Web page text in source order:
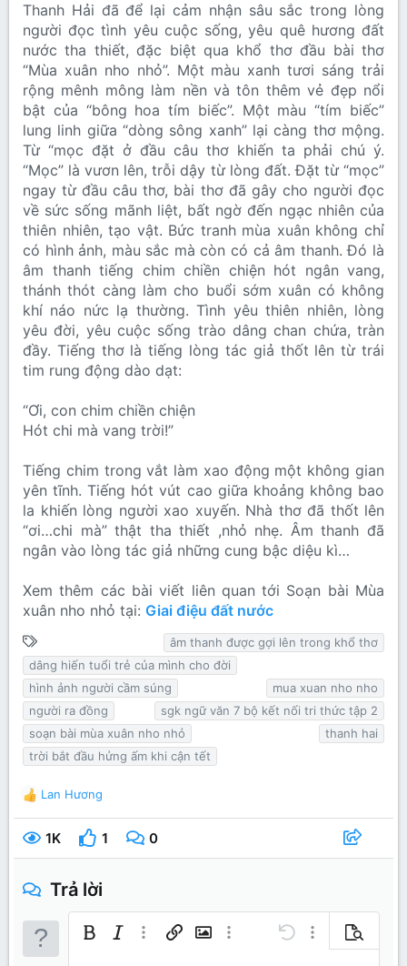
Thanh Hải đã để lại cảm nhận sâu sắc trong lòng
người đọc tình yêu cuộc sống, yêu quê hương đất
nước tha thiết, đặc biệt qua khổ thơ đầu bài thơ
“Mùa xuân nho nhỏ”. Một màu xanh tươi sáng trải
rộng mênh mông làm nền và tôn thêm vẻ đẹp nổi
bật của “bông hoa tím biếc”. Một màu “tím biếc”
lung linh giữa “dòng sông xanh” lại càng thơ mộng.
Từ “mọc đặt ở đầu câu thơ khiến ta phải chú ý.
“Mọc” là vươn lên, trỗi dậy từ lòng đất. Đặt từ “mọc”
ngay từ đầu câu thơ, bài thơ đã gây cho người đọc
về sức sống mãnh liệt, bất ngờ đến ngạc nhiên của
thiên nhiên, tạo vật. Bức tranh mùa xuân không chỉ
có hình ảnh, màu sắc mà còn có cả âm thanh. Đó là
âm thanh tiếng chim chiền chiện hót ngân vang,
thánh thót càng làm cho buổi sớm xuân có không
khí náo nức lạ thường. Tình yêu thiên nhiên, lòng
yêu đời, yêu cuộc sống trào dâng chan chứa, tràn
đầy. Tiếng thơ là tiếng lòng tác giả thốt lên từ trái
tim rung động dào dạt:
“Ơi, con chim chiền chiện
Hót chi mà vang trời!”
Tiếng chim trong vắt làm xao động một không gian
yên tĩnh. Tiếng hót vút cao giữa khoảng không bao
la khiến lòng người xao xuyến. Nhà thơ đã thốt lên
“ơi…chi mà” thật tha thiết ,nhỏ nhẹ. Âm thanh đã
ngân vào lòng tác giả những cung bậc diệu kì…
Xem thêm các bài viết liên quan tới Soạn bài Mùa
xuân nho nhỏ tại: Giai điệu đất nước
T
ừ
k
h
ó
a
âm thanh được gợi lên trong khổ thơ
dâng hiến tuổi trẻ của mình cho đời
hình ảnh người cầm súng
mua xuan nho nho
người ra đồng
sgk ngữ văn 7 bộ kết nối tri thức tập 2
soạn bài mùa xuân nho nhỏ
thanh hai
trời bắt đầu hửng ấm khi cận tết
R
e
a
i
Lan Hương
1K 1 0
Trả lời
Bold In nghiêng
Thêm tùy chọn…
Chèn liên kết
Chèn hình ảnh
Thêm tùy chọn…
Undo Thêm tùy chọn…
Xem trước